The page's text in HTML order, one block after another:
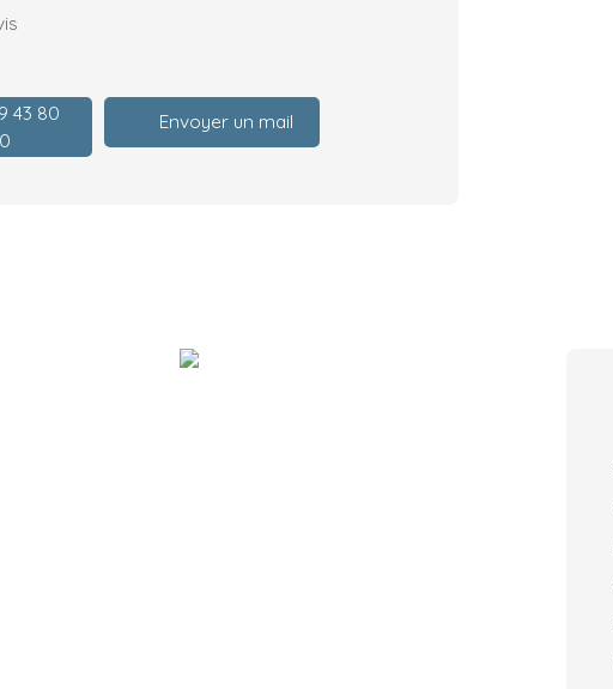
43 80
Envoyer un mail